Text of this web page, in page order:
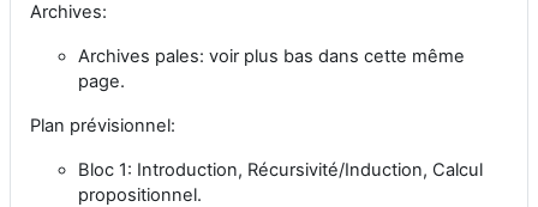
Archives:
Archives pales: voir plus bas dans cette même
page.
Plan prévisionnel:
Bloc 1: Introduction, Récursivité/Induction, Calcul
propositionnel.